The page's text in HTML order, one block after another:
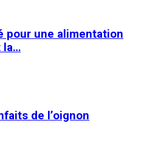
pour une alimentation
la…
de l’oignon